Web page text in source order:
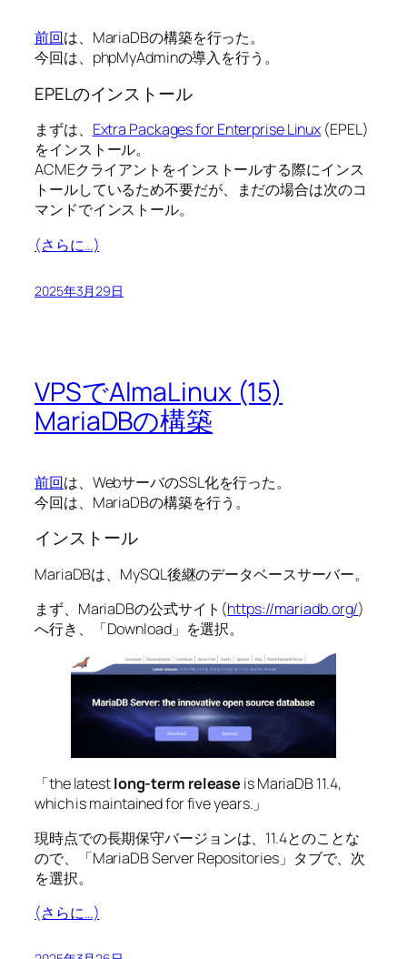
前回は、MariaDBの構築を行った。
今回は、phpMyAdminの導入を行う。
EPELのインストール
まずは、 Extra Packages for Enterprise Linux (EPEL)
をインストール。
ACMEクライアントをインストールする際にインス
トールしているため不要だが、まだの場合は次のコ
マンドでインストール。
(さらに…)
2025年3月29日
VPSでAlmaLinux (15)
MariaDBの構築
前回は、WebサーバのSSL化を行った。
今回は、MariaDBの構築を行う。
インストール
MariaDBは、MySQL後継のデータベースサーバー。
まず、MariaDBの公式サイト(https://mariadb.org/)
へ行き、「Download」を選択。
「the latestlong-term release is MariaDB 11.4,
which is maintained for five years.」
現時点での長期保守バージョンは、11.4とのことな
ので、「MariaDB Server Repositories」タブで、次
を選択。
(さらに…)